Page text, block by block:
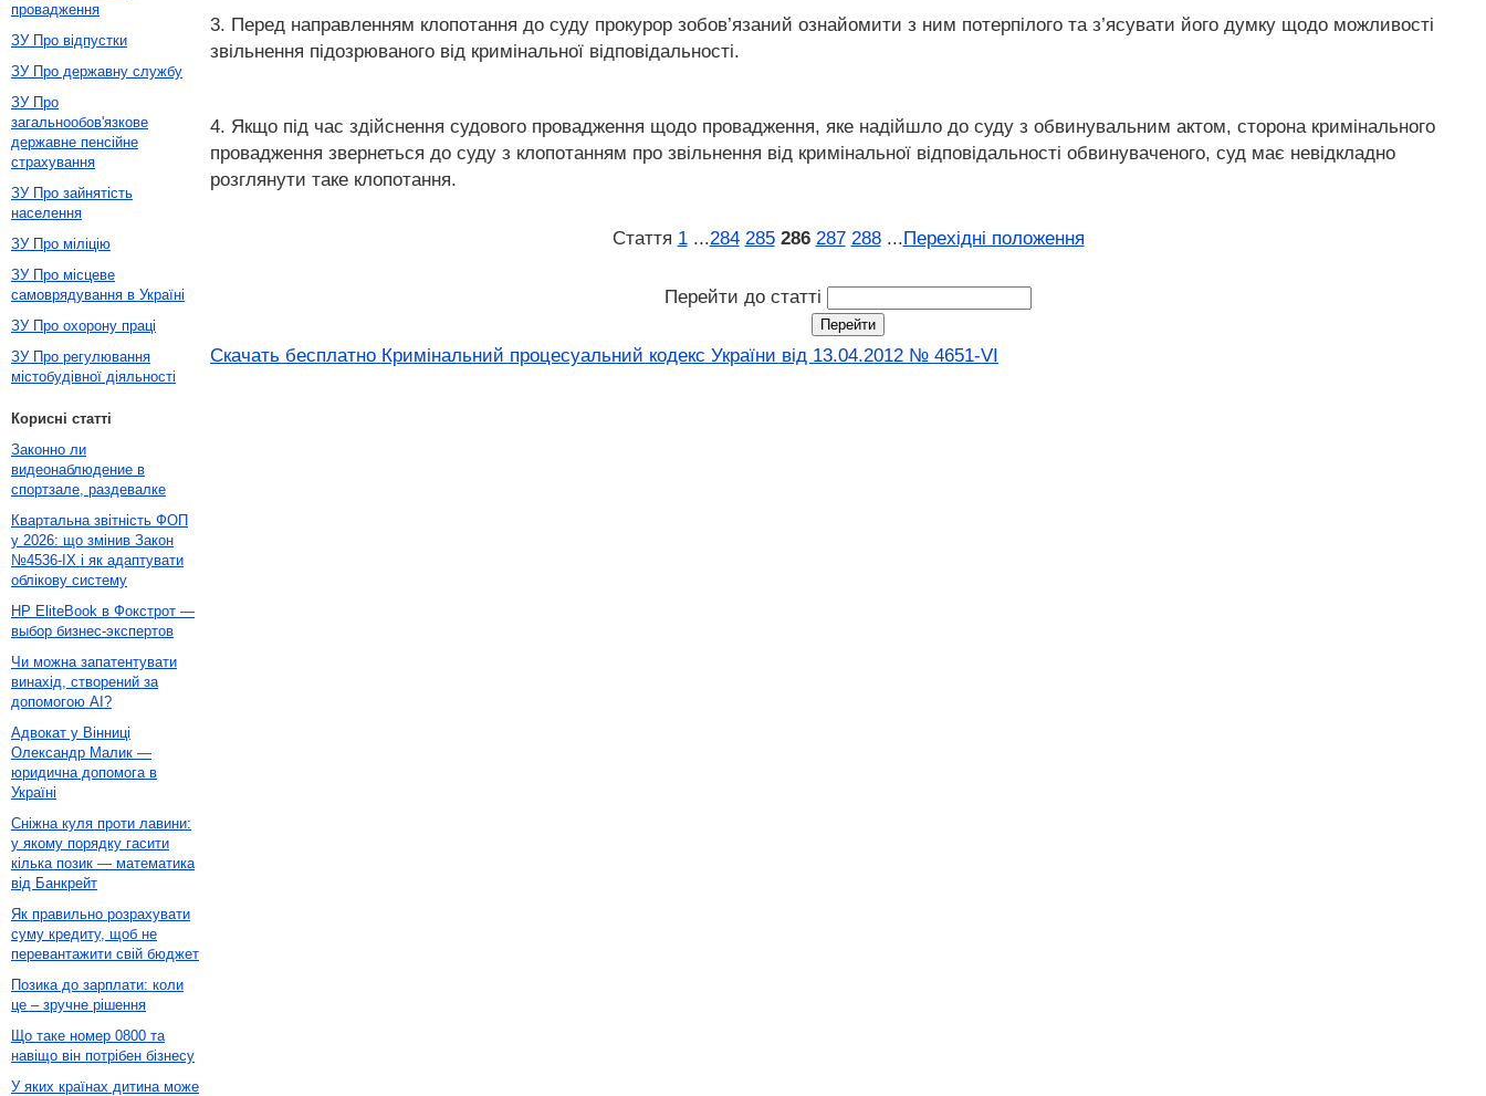
3. Перед направленням клопотання до суду прокурор зобов’язаний ознайомити з ним потерпілого та з’ясувати його думку щодо можливості
звільнення підозрюваного від кримінальної відповідальності.
4. Якщо під час здійснення судового провадження щодо провадження, яке надійшло до суду з обвинувальним актом, сторона кримінального
провадження звернеться до суду з клопотанням про звільнення від кримінальної відповідальності обвинуваченого, суд має невідкладно
розглянути таке клопотання.
Стаття 1 ...284 285 286 287 288 ...Перехідні положення
Перейти до статті
Скачать бесплатно Кримінальний процесуальний кодекс України від 13.04.2012 № 4651-VI
провадження
ЗУ Про відпустки
ЗУ Про державну службу
ЗУ Про
загальнообов'язкове
державне пенсійне
страхування
ЗУ Про зайнятість
населення
ЗУ Про міліцію
ЗУ Про місцеве
самоврядування в Україні
ЗУ Про охорону праці
ЗУ Про регулювання
містобудівної діяльності
Корисні статті
Законно ли
видеонаблюдение в
спортзале, раздевалке
Квартальна звітність ФОП
у 2026: що змінив Закон
№4536-IX і як адаптувати
облікову систему
HP EliteBook в Фокстрот —
выбор бизнес-экспертов
Чи можна запатентувати
винахід, створений за
допомогою AI?
Адвокат у Вінниці
Олександр Малик —
юридична допомога в
Україні
Сніжна куля проти лавини:
у якому порядку гасити
кілька позик — математика
від Банкрейт
Як правильно розрахувати
суму кредиту, щоб не
перевантажити свій бюджет
Позика до зарплати: коли
це – зручне рішення
Що таке номер 0800 та
навіщо він потрібен бізнесу
У яких країнах дитина може